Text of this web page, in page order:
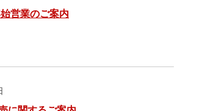
営業のご案内